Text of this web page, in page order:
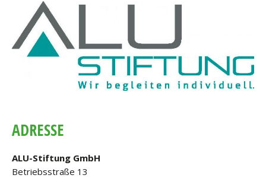
ADRESSE
ALU-Stiftung GmbH
Betriebsstraße 13